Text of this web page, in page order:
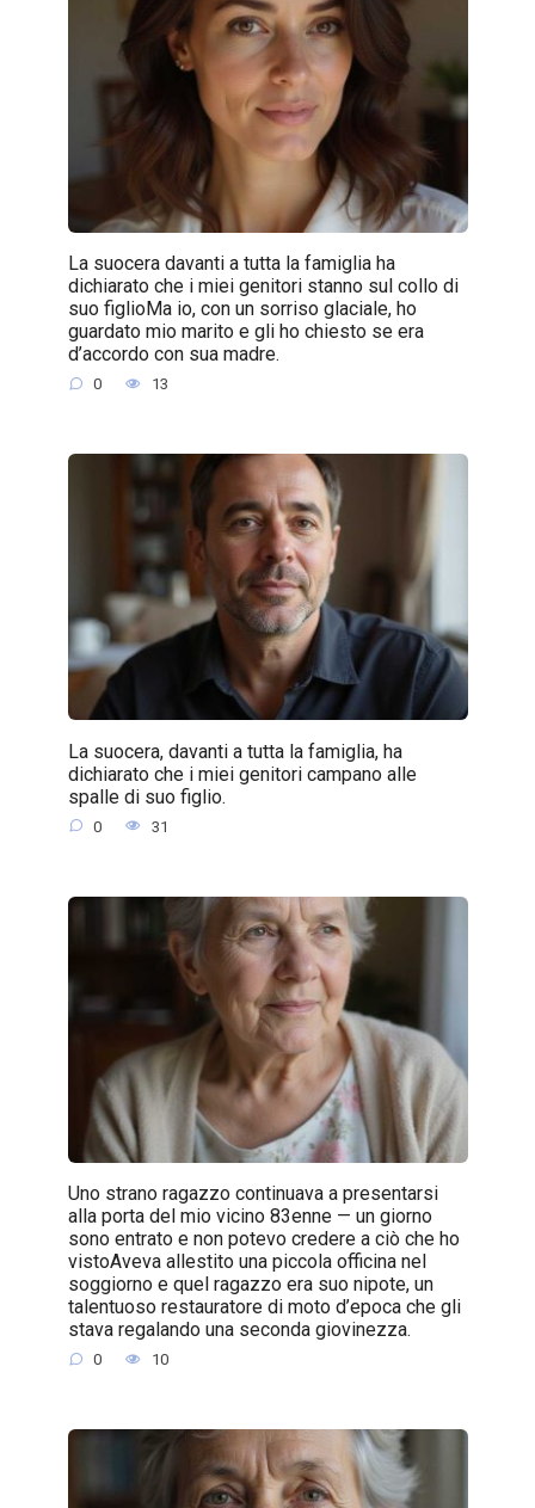
La suocera davanti a tutta la famiglia ha
dichiarato che i miei genitori stanno sul collo di
suo figlioMa io, con un sorriso glaciale, ho
guardato mio marito e gli ho chiesto se era
d’accordo con sua madre.
0 13
La suocera, davanti a tutta la famiglia, ha
dichiarato che i miei genitori campano alle
spalle di suo figlio.
0 31
Uno strano ragazzo continuava a presentarsi
alla porta del mio vicino 83enne — un giorno
sono entrato e non potevo credere a ciò che ho
vistoAveva allestito una piccola officina nel
soggiorno e quel ragazzo era suo nipote, un
talentuoso restauratore di moto d’epoca che gli
stava regalando una seconda giovinezza.
0 10